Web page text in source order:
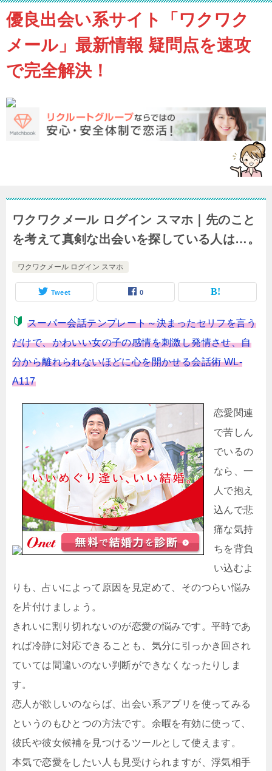
優良出会い系サイト「ワクワク
メール」最新情報 疑問点を速攻
で完全解決！
ワクワクメール ログイン スマホ｜先のこと
を考えて真剣な出会いを探している人は…。
ワクワクメール ログイン スマホ
Tweet 0
スーパー会話テンプレート～決まったセリフを言う
だけで、かわいい女の子の感情を刺激し発情させ、自
分から離れられないほどに心を開かせる会話術 WL-
A117
恋愛関連
で苦しん
でいるの
なら、一
人で抱え
込んで悲
痛な気持
ちを背負
い込むよ
りも、占いによって原因を見定めて、そのつらい悩み
を片付けましょう。
きれいに割り切れないのが恋愛の悩みです。平時であ
れば冷静に対応できることも、気分に引っかき回され
ていては間違いのない判断ができなくなったりしま
す。
恋人が欲しいのならば、出会い系アプリを使ってみる
というのもひとつの方法です。余暇を有効に使って、
彼氏や彼女候補を見つけるツールとして使えます。
本気で恋愛をしたい人も見受けられますが、浮気相手